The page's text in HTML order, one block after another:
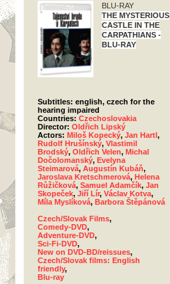
BLU-RAY
THE MYSTERIOUS
CASTLE IN THE
CARPATHIANS -
BLU-RAY
Subtitles: english, czech for the
hearing impaired
Countries: Czechoslovakia
Director: Oldřich Lipský
Actors: Miloš Kopecký, Jan Hartl,
Rudolf Hrušínský, Vlastimil
Brodský, Oldřich Velen, Michal
Dočolomanský, Evelyna
Steimarová, Augustín Kubáň,
Jaroslava Kretschmerová, Helena
Růžičková, Samuel Adamčík, Jan
Skopeček, Jiří Lír, Václav Kotva,
Míla Myslíková, Barbora Štěpánová
Czech/Slovak Films,
Comedy-DVD,
Adventure-DVD,
Sci-Fi-DVD,
New on DVD-BD/reissues,
Czech/Slovak films: English
friendly,
Blu-ray